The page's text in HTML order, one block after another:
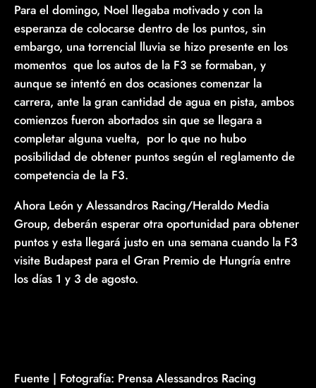
Para el domingo, Noel llegaba motivado y con la
esperanza de colocarse dentro de los puntos, sin
embargo, una torrencial lluvia se hizo presente en los
momentos que los autos de la F3 se formaban, y
aunque se intentó en dos ocasiones comenzar la
carrera, ante la gran cantidad de agua en pista, ambos
comienzos fueron abortados sin que se llegara a
completar alguna vuelta, por lo que no hubo
posibilidad de obtener puntos según el reglamento de
competencia de la F3.
Ahora León y Alessandros Racing/Heraldo Media
Group, deberán esperar otra oportunidad para obtener
puntos y esta llegará justo en una semana cuando la F3
visite Budapest para el Gran Premio de Hungría entre
los días 1 y 3 de agosto.
Fuente | Fotografía: Prensa Alessandros Racing